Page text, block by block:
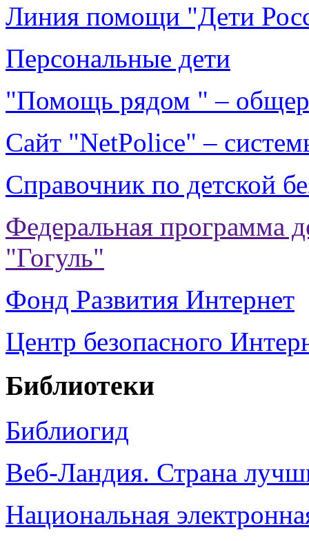
Линия помощи "Дети
Персональные дети
"Помощь рядом " –
Сайт "NetPolice" –
Справочник по детской
Федеральная программа
"Гогуль"
Фонд Развития Интернет
Центр безопасного
Библиотеки
Библиогид
Веб-Ландия. Страна
Национальная